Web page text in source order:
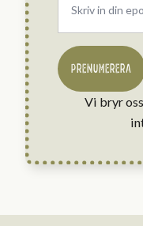
PRENUMERERA
Vi bryr